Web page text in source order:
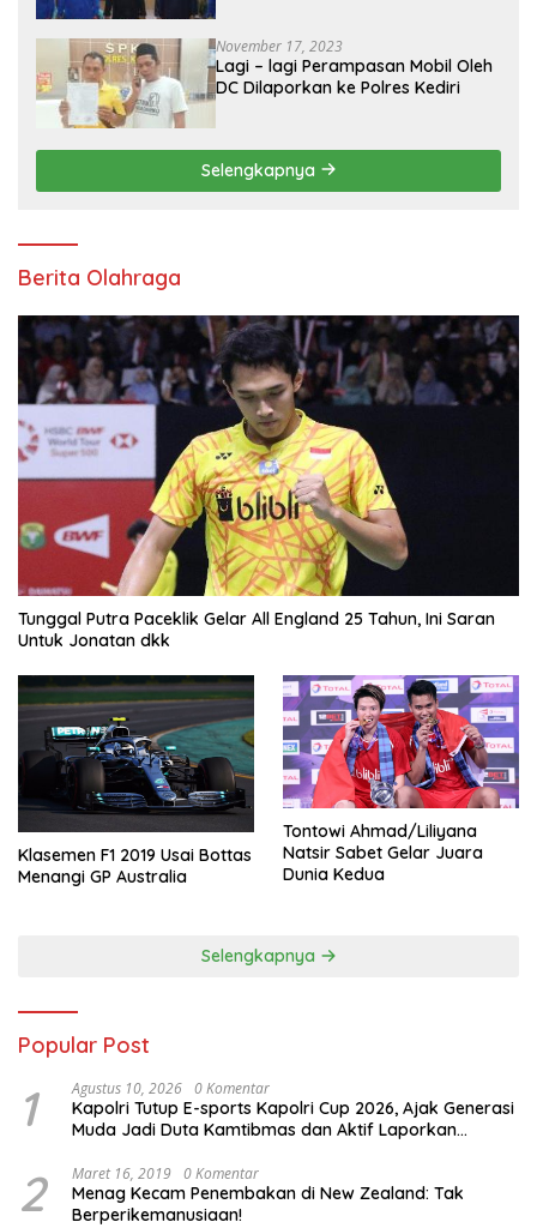
November 17, 2023
Lagi – lagi Perampasan Mobil Oleh
DC Dilaporkan ke Polres Kediri
Selengkapnya
Berita Olahraga
Tunggal Putra Paceklik Gelar All England 25 Tahun, Ini Saran
Untuk Jonatan dkk
Klasemen F1 2019 Usai Bottas
Menangi GP Australia
Tontowi Ahmad/Liliyana
Natsir Sabet Gelar Juara
Dunia Kedua
Selengkapnya
Popular Post
1 Agustus 10, 2026 0 Komentar
Kapolri Tutup E-sports Kapolri Cup 2026, Ajak Generasi
Muda Jadi Duta Kamtibmas dan Aktif Laporkan
2 Maret 16, 2019 0 Komentar
Menag Kecam Penembakan di New Zealand: Tak
Berperikemanusiaan!